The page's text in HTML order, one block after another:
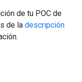
de tu POC de
de la descripción